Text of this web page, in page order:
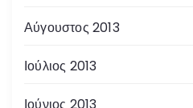
Αύγουστος 2013
Ιούλιος 2013